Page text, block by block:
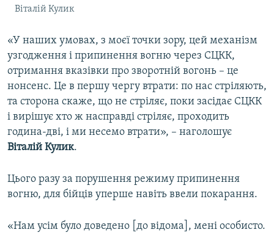
Віталій Кулик
«У наших умовах, з моєї точки зору, цей механізм
узгодження і припинення вогню через СЦКК,
отримання вказівки про зворотній вогонь – це
нонсенс. Це в першу чергу втрати: по нас стріляють,
та сторона скаже, що не стріляє, поки засідає СЦКК
і вирішує хто ж насправді стріляє, проходить
година-дві, і ми несемо втрати», – наголошує
Віталій Кулик.
Цього разу за порушення режиму припинення
вогню, для бійців уперше навіть ввели покарання.
«Нам усім було доведено [до відома], мені особисто.